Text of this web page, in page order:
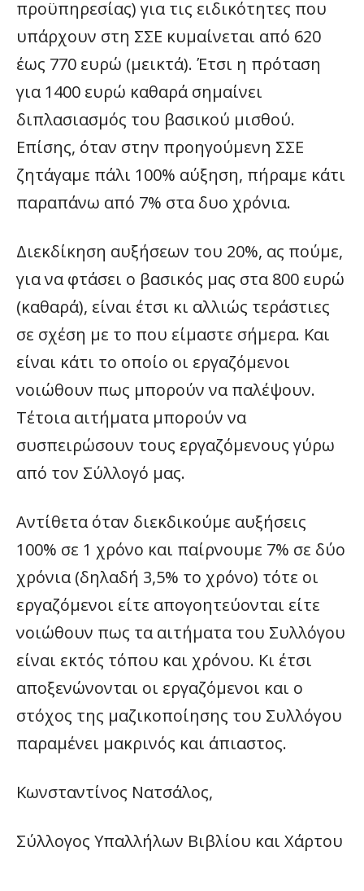
προϋπηρεσίας) για τις ειδικότητες που
υπάρχουν στη ΣΣΕ κυμαίνεται από 620
έως 770 ευρώ (μεικτά). Έτσι η πρόταση
για 1400 ευρώ καθαρά σημαίνει
διπλασιασμός του βασικού μισθού.
Επίσης, όταν στην προηγούμενη ΣΣΕ
ζητάγαμε πάλι 100% αύξηση, πήραμε κάτι
παραπάνω από 7% στα δυο χρόνια.
Διεκδίκηση αυξήσεων του 20%, ας πούμε,
για να φτάσει ο βασικός μας στα 800 ευρώ
(καθαρά), είναι έτσι κι αλλιώς τεράστιες
σε σχέση με το που είμαστε σήμερα. Και
είναι κάτι το οποίο οι εργαζόμενοι
νοιώθουν πως μπορούν να παλέψουν.
Τέτοια αιτήματα μπορούν να
συσπειρώσουν τους εργαζόμενους γύρω
από τον Σύλλογό μας.
Αντίθετα όταν διεκδικούμε αυξήσεις
100% σε 1 χρόνο και παίρνουμε 7% σε δύο
χρόνια (δηλαδή 3,5% το χρόνο) τότε οι
εργαζόμενοι είτε απογοητεύονται είτε
νοιώθουν πως τα αιτήματα του Συλλόγου
είναι εκτός τόπου και χρόνου. Κι έτσι
αποξενώνονται οι εργαζόμενοι και ο
στόχος της μαζικοποίησης του Συλλόγου
παραμένει μακρινός και άπιαστος.
Κωνσταντίνος Νατσάλος,
Σύλλογος Υπαλλήλων Βιβλίου και Χάρτου